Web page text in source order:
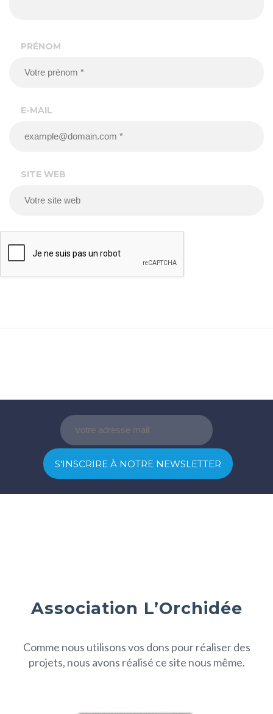
PRÉNOM
E-MAIL
SITE WEB
Association L’Orchidée
Comme nous utilisons vos dons pour réaliser des
projets, nous avons réalisé ce site nous même.